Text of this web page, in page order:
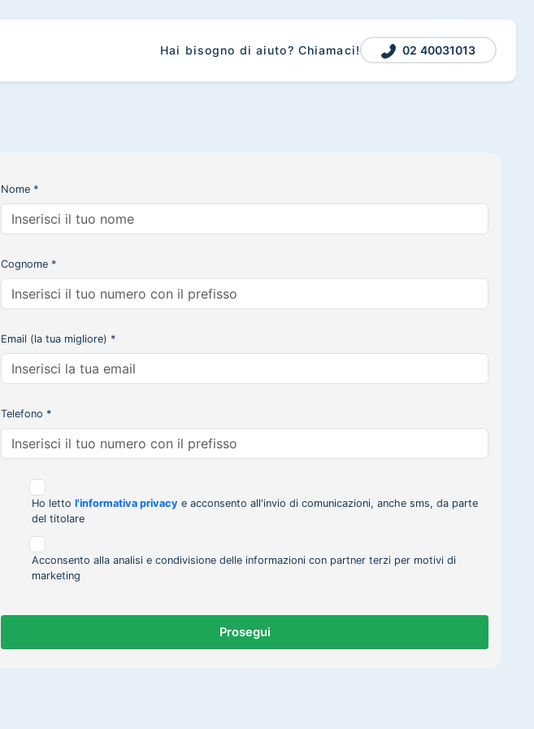
Hai bisogno di aiuto? Chiamaci! 02 40031013
Nome *
Cognome *
Email (la tua migliore) *
Telefono *
Ho letto l'informativa privacy e acconsento all'invio di comunicazioni, anche sms, da parte
del titolare
Acconsento alla analisi e condivisione delle informazioni con partner terzi per motivi di
marketing